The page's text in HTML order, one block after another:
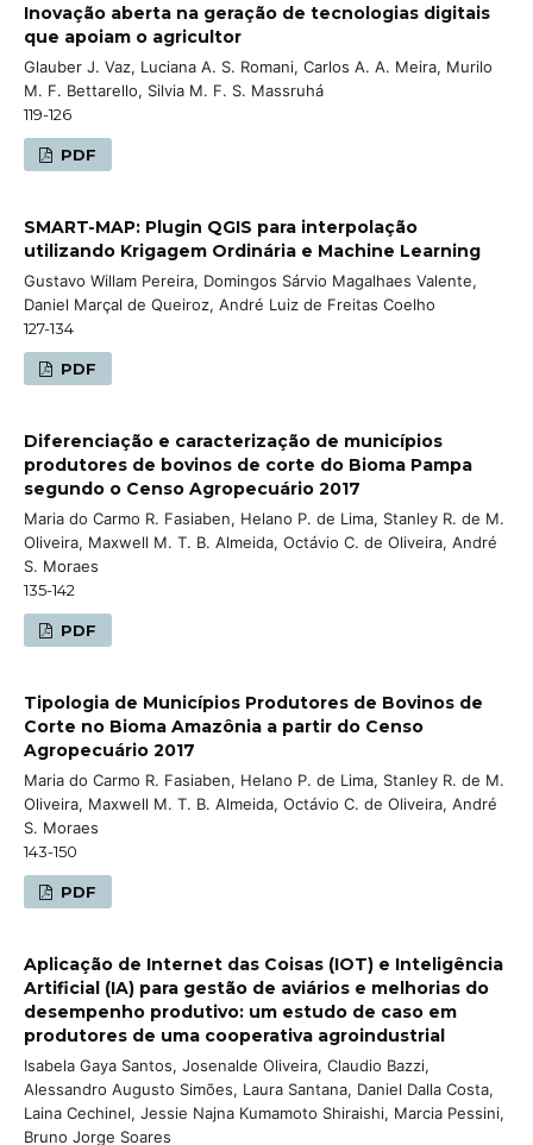
Inovação aberta na geração de tecnologias digitais
que apoiam o agricultor
Glauber J. Vaz, Luciana A. S. Romani, Carlos A. A. Meira, Murilo
M. F. Bettarello, Silvia M. F. S. Massruhá
119-126
PDF
SMART-MAP: Plugin QGIS para interpolação
utilizando Krigagem Ordinária e Machine Learning
Gustavo Willam Pereira, Domingos Sárvio Magalhaes Valente,
Daniel Marçal de Queiroz, André Luiz de Freitas Coelho
127-134
PDF
Diferenciação e caracterização de municípios
produtores de bovinos de corte do Bioma Pampa
segundo o Censo Agropecuário 2017
Maria do Carmo R. Fasiaben, Helano P. de Lima, Stanley R. de M.
Oliveira, Maxwell M. T. B. Almeida, Octávio C. de Oliveira, André
S. Moraes
135-142
PDF
Tipologia de Municípios Produtores de Bovinos de
Corte no Bioma Amazônia a partir do Censo
Agropecuário 2017
Maria do Carmo R. Fasiaben, Helano P. de Lima, Stanley R. de M.
Oliveira, Maxwell M. T. B. Almeida, Octávio C. de Oliveira, André
S. Moraes
143-150
PDF
Aplicação de Internet das Coisas (IOT) e Inteligência
Artificial (IA) para gestão de aviários e melhorias do
desempenho produtivo: um estudo de caso em
produtores de uma cooperativa agroindustrial
Isabela Gaya Santos, Josenalde Oliveira, Claudio Bazzi,
Alessandro Augusto Simões, Laura Santana, Daniel Dalla Costa,
Laina Cechinel, Jessie Najna Kumamoto Shiraishi, Marcia Pessini,
Bruno Jorge Soares